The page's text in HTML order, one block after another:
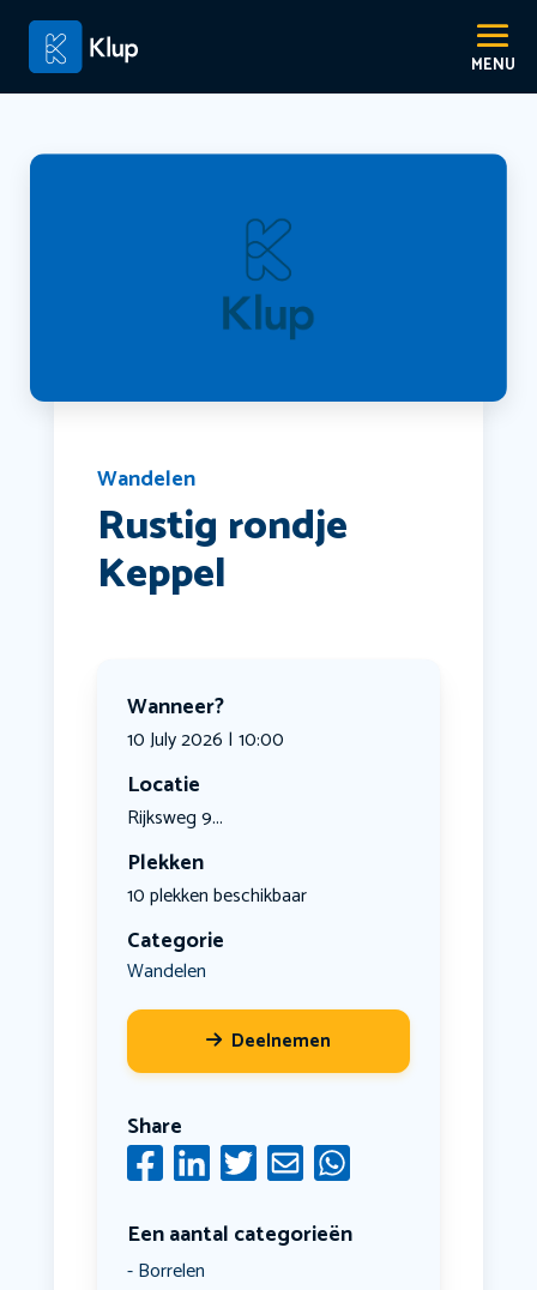
Wandelen
Rustig rondje
Keppel
Wanneer?
10 July 2026 | 10:00
Locatie
Rijksweg 9...
Plekken
10 plekken beschikbaar
Categorie
Wandelen
Deelnemen
Share
Een aantal categorieën
Borrelen